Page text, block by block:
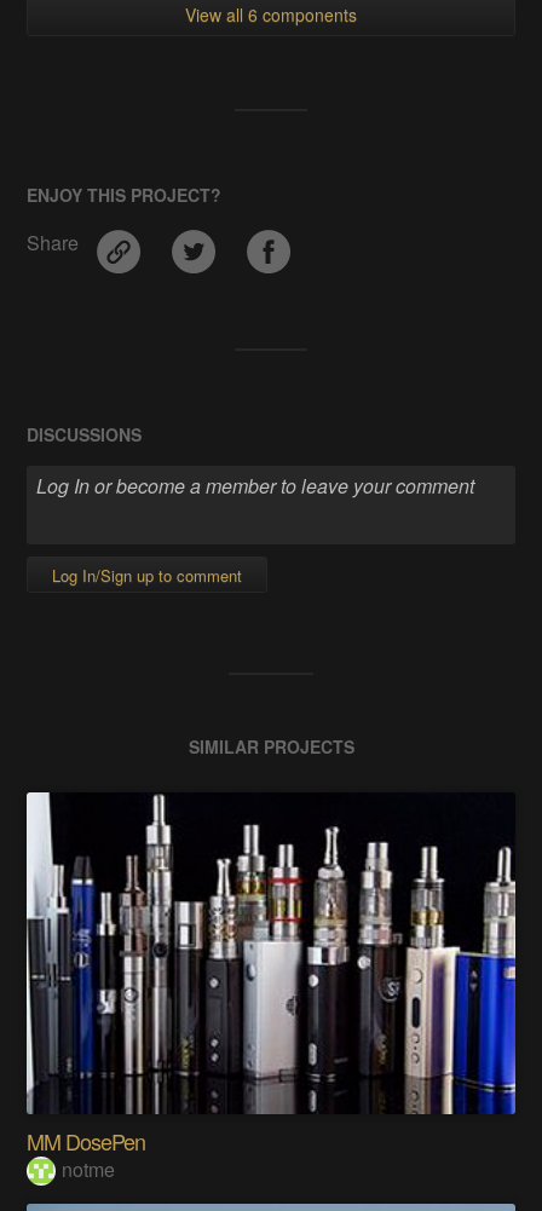
View all 6 components
ENJOY THIS PROJECT?
Share
DISCUSSIONS
Log In/Sign up to comment
SIMILAR PROJECTS
MM DosePen
notme